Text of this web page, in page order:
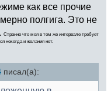
как все прочие
полгига. Это не
Странно что моя в том же интервале требует
некогда и желания нет.
писал(а):